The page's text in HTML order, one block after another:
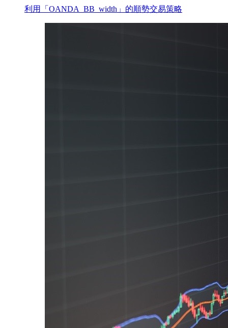
利用「OANDA_BB_width」的順勢交易策略